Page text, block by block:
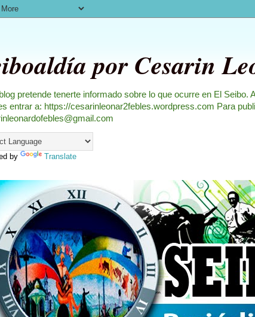
por Cesarin
pretende tenerte informado sobre lo que ocurre en El
entrar a: https://cesarinleonar2febles.wordpress.com Para
by Translate